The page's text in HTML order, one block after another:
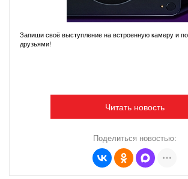
Запиши своё выступление на встроенную камеру и
друзьями!
Читать новость
Поделиться новостью: